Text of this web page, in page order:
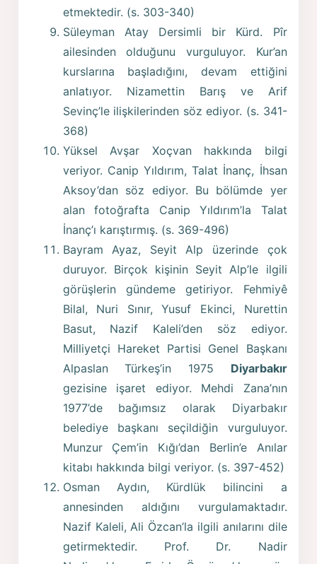
etmektedir. (s. 303-340)
Süleyman Atay Dersimli bir Kürd. Pîr
ailesinden olduğunu vurguluyor. Kur’an
kurslarına başladığını, devam ettiğini
anlatıyor. Nizamettin Barış ve Arif
Sevinç’le ilişkilerinden söz ediyor. (s. 341-
368)
Yüksel Avşar Xoçvan hakkında bilgi
veriyor. Canip Yıldırım, Talat İnanç, İhsan
Aksoy’dan söz ediyor. Bu bölümde yer
alan fotoğrafta Canip Yıldırım’la Talat
İnanç’ı karıştırmış. (s. 369-496)
Bayram Ayaz, Seyit Alp üzerinde çok
duruyor. Birçok kişinin Seyit Alp’le ilgili
görüşlerin gündeme getiriyor. Fehmiyê
Bilal, Nuri Sınır, Yusuf Ekinci, Nurettin
Basut, Nazif Kaleli’den söz ediyor.
Milliyetçi Hareket Partisi Genel Başkanı
Alpaslan Türkeş’in 1975 Diyarbakır
gezisine işaret ediyor. Mehdi Zana’nın
1977’de bağımsız olarak Diyarbakır
belediye başkanı seçildiğin vurguluyor.
Munzur Çem’in Kığı’dan Berlin’e Anılar
kitabı hakkında bilgi veriyor. (s. 397-452)
Osman Aydın, Kürdlük bilincini a
annesinden aldığını vurgulamaktadır.
Nazif Kaleli, Ali Özcan’la ilgili anılarını dile
getirmektedir. Prof. Dr. Nadir